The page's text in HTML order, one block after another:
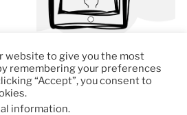
– DECISION MASTER
™
website to give you the most
remembering your preferences
“Accept”, you consent to
information.